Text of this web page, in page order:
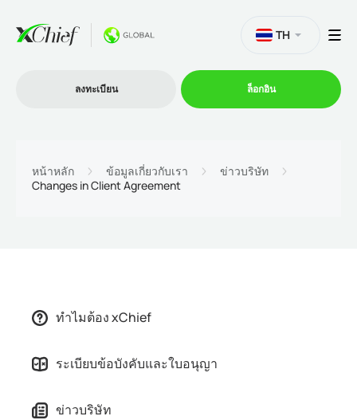
โปรแกรมพันธมิตร
TH
ลงทะเบียน ล็อกอิน
หน้าหลัก ข้อมูลเกี่ยวกับเรา
ข่าวบริษัท
Changes in Client Agreement
ทำไมต้อง xChief
ระเบียบข้อบังคับและใบอนุญา
ข่าวบริษัท